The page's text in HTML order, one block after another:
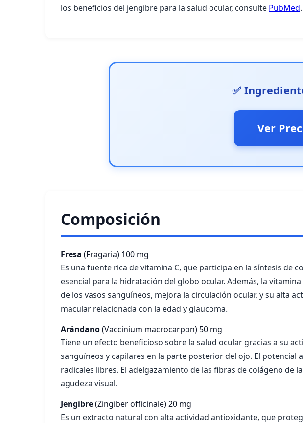
los beneficios del jengibre para la salud ocular, consulte PubMed.
✅
Ver
Composición
Fresa (Fragaria) 100 mg
Es una fuente rica de vitamina C, que participa en la síntesis de
esencial para la hidratación del globo ocular. Además, la
de los vasos sanguíneos, mejora la circulación ocular, y su alta
macular relacionada con la edad y glaucoma.
Arándano(Vaccinium macrocarpon) 50 mg
Tiene un efecto beneficioso sobre la salud ocular gracias a su
sanguíneos y capilares en la parte posterior del ojo. El
radicales libres. El adelgazamiento de las fibras de colágeno de
agudeza visual.
Jengibre(Zingiber officinale)20 mg
Es un extracto natural con alta actividad antioxidante, que